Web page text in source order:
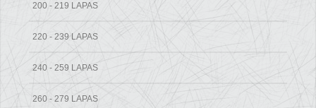
200 - 219 LAPAS
220 - 239 LAPAS
240 - 259 LAPAS
260 - 279 LAPAS